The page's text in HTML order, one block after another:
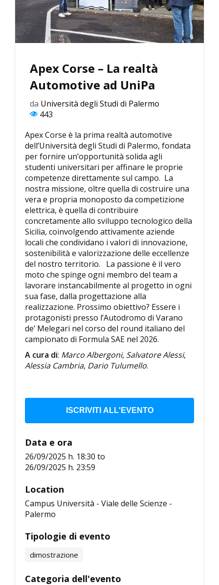
Apex Corse – La realtà
Automotive ad UniPa
da Università degli Studi di Palermo
443
Apex Corse è la prima realtà automotive
dell’Università degli Studi di Palermo, fondata
per fornire un’opportunità solida agli
studenti universitari per affinare le proprie
competenze direttamente sul campo. La
nostra missione, oltre quella di costruire una
vera e propria monoposto da competizione
elettrica, è quella di contribuire
concretamente allo sviluppo tecnologico della
Sicilia, coinvolgendo attivamente aziende
locali che condividano i valori di innovazione,
sostenibilità e valorizzazione delle eccellenze
del nostro territorio. La passione è il vero
moto che spinge ogni membro del team a
lavorare instancabilmente al progetto in ogni
sua fase, dalla progettazione alla
realizzazione. Prossimo obiettivo? Essere i
protagonisti presso l’Autodromo di Varano
de’ Melegari nel corso del round italiano del
campionato di Formula SAE nel 2026.
A cura di: Marco Albergoni, Salvatore Alessi,
Alessia Cambria, Dario Tulumello.
ISCRIVITI ALL'EVENTO
Data e ora
26/09/2025 h. 18:30 to
26/09/2025 h. 23:59
Location
Campus Università - Viale delle Scienze -
Palermo
Tipologie di evento
dimostrazione
Categoria dell'evento